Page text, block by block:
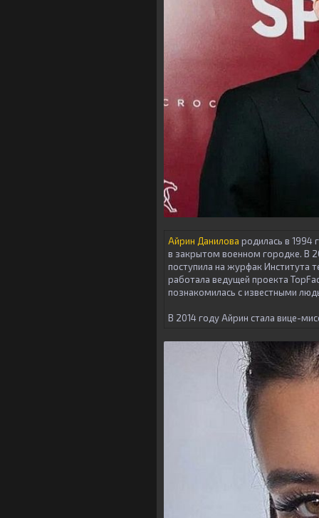
Айрин Данилова родилась в 1994
в закрытом военном городке. В
поступила на журфак Института
работала ведущей проекта
познакомилась с известными
В 2014 году Айрин стала вице-